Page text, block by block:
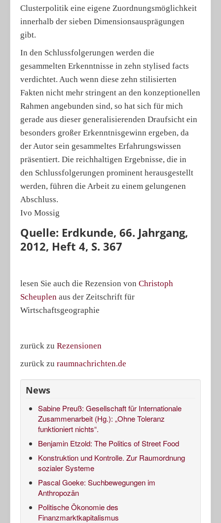
Clusterpolitik eine eigene Zuordnungsmöglichkeit
innerhalb der sieben Dimensionsausprägungen
gibt.
In den Schlussfolgerungen werden die
gesammelten Erkenntnisse in zehn stylised facts
verdichtet. Auch wenn diese zehn stilisierten
Fakten nicht mehr stringent an den konzeptionellen
Rahmen angebunden sind, so hat sich für mich
gerade aus dieser generalisierenden Draufsicht ein
besonders großer Erkenntnisgewinn ergeben, da
der Autor sein gesammeltes Erfahrungswissen
präsentiert. Die reichhaltigen Ergebnisse, die in
den Schlussfolgerungen prominent herausgestellt
werden, führen die Arbeit zu einem gelungenen
Abschluss.
Ivo Mossig
Quelle: Erdkunde, 66. Jahrgang,
2012, Heft 4, S. 367
lesen Sie auch die Rezension von Christoph
Scheuplen aus der Zeitschrift für
Wirtschaftsgeographie
zurück zu Rezensionen
zurück zu raumnachrichten.de
News
Sabine Preuß: Gesellschaft für Internationale
Zusammenarbeit (Hg.): „Ohne Toleranz
funktioniert nichts“.
Benjamin Etzold: The Politics of Street Food
Konstruktion und Kontrolle. Zur Raumordnung
sozialer Systeme
Pascal Goeke: Suchbewegungen im
Anthropozän
Politische Ökonomie des
Finanzmarktkapitalismus